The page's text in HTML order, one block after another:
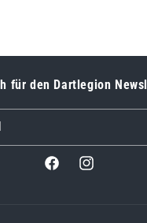
für den Dartlegion
FacebookInstagram